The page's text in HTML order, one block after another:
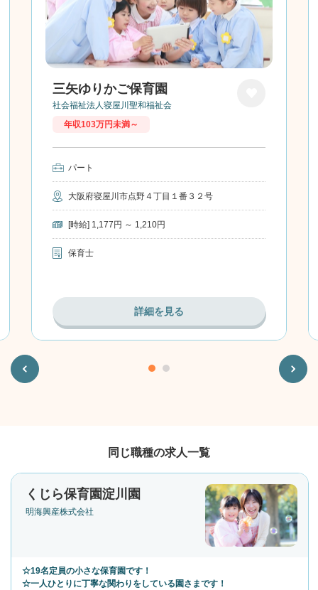
Previous
三矢ゆりかご保育園
社会福祉法人寝屋川聖和福祉会
年収103万円未満～
パート
大阪府寝屋川市点野４丁目１番３２号
[時給] 1,177円 ～ 1,210円
保育士
詳細を見る
Next
同じ職種の求人一覧
くじら保育園淀川園
明海興産株式会社
☆19名定員の小さな保育園です！
☆一人ひとりに丁寧な関わりをしている園さまです！